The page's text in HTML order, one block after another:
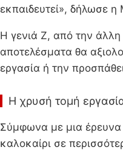
εκπαιδευτεί», δήλωσε η
Η γενιά Ζ, από την άλλη
αποτελέσματα θα
εργασία ή την
Η χρυσή τομή
Σύμφωνα με μια
καλοκαίρι σε